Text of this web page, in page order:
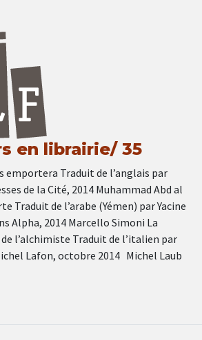
en librairie/ 35
emportera Traduit de l’anglais par
de la Cité, 2014 Muhammad Abd al
Traduit de l’arabe (Yémen) par Yacine
Alpha, 2014 Marcello Simoni La
l’alchimiste Traduit de l’italien par
Lafon, octobre 2014 Michel Laub